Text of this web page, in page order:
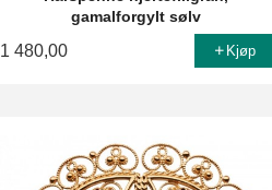
gamalforgylt sølv
1 480,00 Kjøp